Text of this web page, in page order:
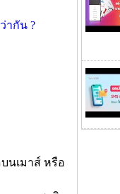
นเมาส์ หรือ